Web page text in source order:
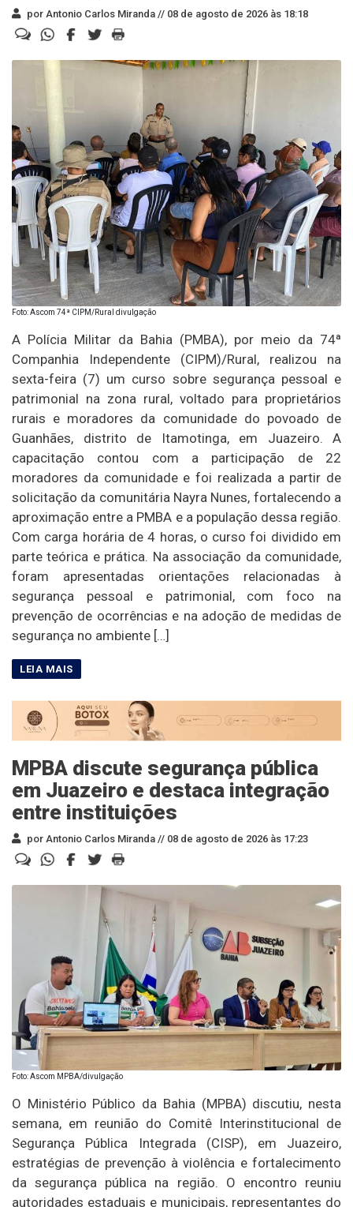
por Antonio Carlos Miranda // 08 de agosto de 2026 às 18:18
Foto: Ascom 74ª CIPM/Rural divulgação
A Polícia Militar da Bahia (PMBA), por meio da 74ª
Companhia Independente (CIPM)/Rural, realizou na
sexta-feira (7) um curso sobre segurança pessoal e
patrimonial na zona rural, voltado para proprietários
rurais e moradores da comunidade do povoado de
Guanhães, distrito de Itamotinga, em Juazeiro. A
capacitação contou com a participação de 22
moradores da comunidade e foi realizada a partir de
solicitação da comunitária Nayra Nunes, fortalecendo a
aproximação entre a PMBA e a população dessa região.
Com carga horária de 4 horas, o curso foi dividido em
parte teórica e prática. Na associação da comunidade,
foram apresentadas orientações relacionadas à
segurança pessoal e patrimonial, com foco na
prevenção de ocorrências e na adoção de medidas de
segurança no ambiente […]
MPBA discute segurança pública
em Juazeiro e destaca integração
entre instituições
por Antonio Carlos Miranda // 08 de agosto de 2026 às 17:23
Foto: Ascom MPBA/divulgação
O Ministério Público da Bahia (MPBA) discutiu, nesta
semana, em reunião do Comitê Interinstitucional de
Segurança Pública Integrada (CISP), em Juazeiro,
estratégias de prevenção à violência e fortalecimento
da segurança pública na região. O encontro reuniu
autoridades estaduais e municipais, representantes do